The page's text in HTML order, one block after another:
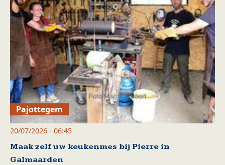
Pajottegem
20/07/2026 - 06:45
Maak zelf uw keukenmes bij Pierre in
Galmaarden